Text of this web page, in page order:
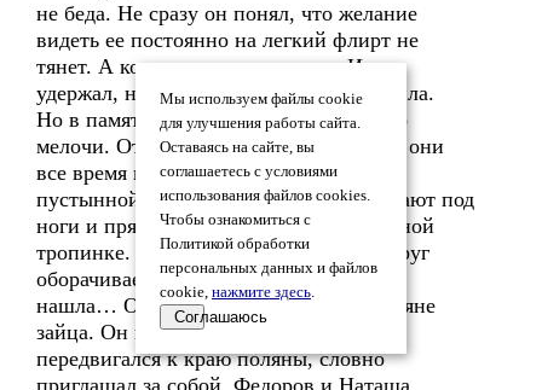
не беда. Не сразу он понял, что желание
видеть ее постоянно на легкий флирт не
тянет. А когда понял, испугался. И не
удержал, не остановил, когда она уходила.
Но в памяти осталось многое. Какие-то
мелочи. Отрывочные эпизоды. Куда-то они
все время идут. По аллее парка. По
пустынной улице. Осенние листья падают под
ноги и прячут мокрый асфальт. По лесной
тропинке. Наташа убегает вперед и вдруг
оборачивается с улыбкой счастья: гриб
нашла… Однажды они увидели на поляне
зайца. Он медленными прыжками
передвигался к краю поляны, словно
приглашал за собой. Федоров и Наташа
Мы используем файлы cookie
для улучшения работы сайта.
Оставаясь на сайте, вы
соглашаетесь с условиями
использования файлов cookies.
Чтобы ознакомиться с
Политикой обработки
персональных данных и файлов
cookie, нажмите здесь.
Соглашаюсь